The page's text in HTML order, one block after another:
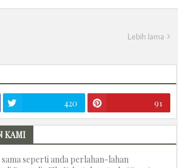
Lebih lama
420 91
KAMI
seperti anda perlahan-lahan